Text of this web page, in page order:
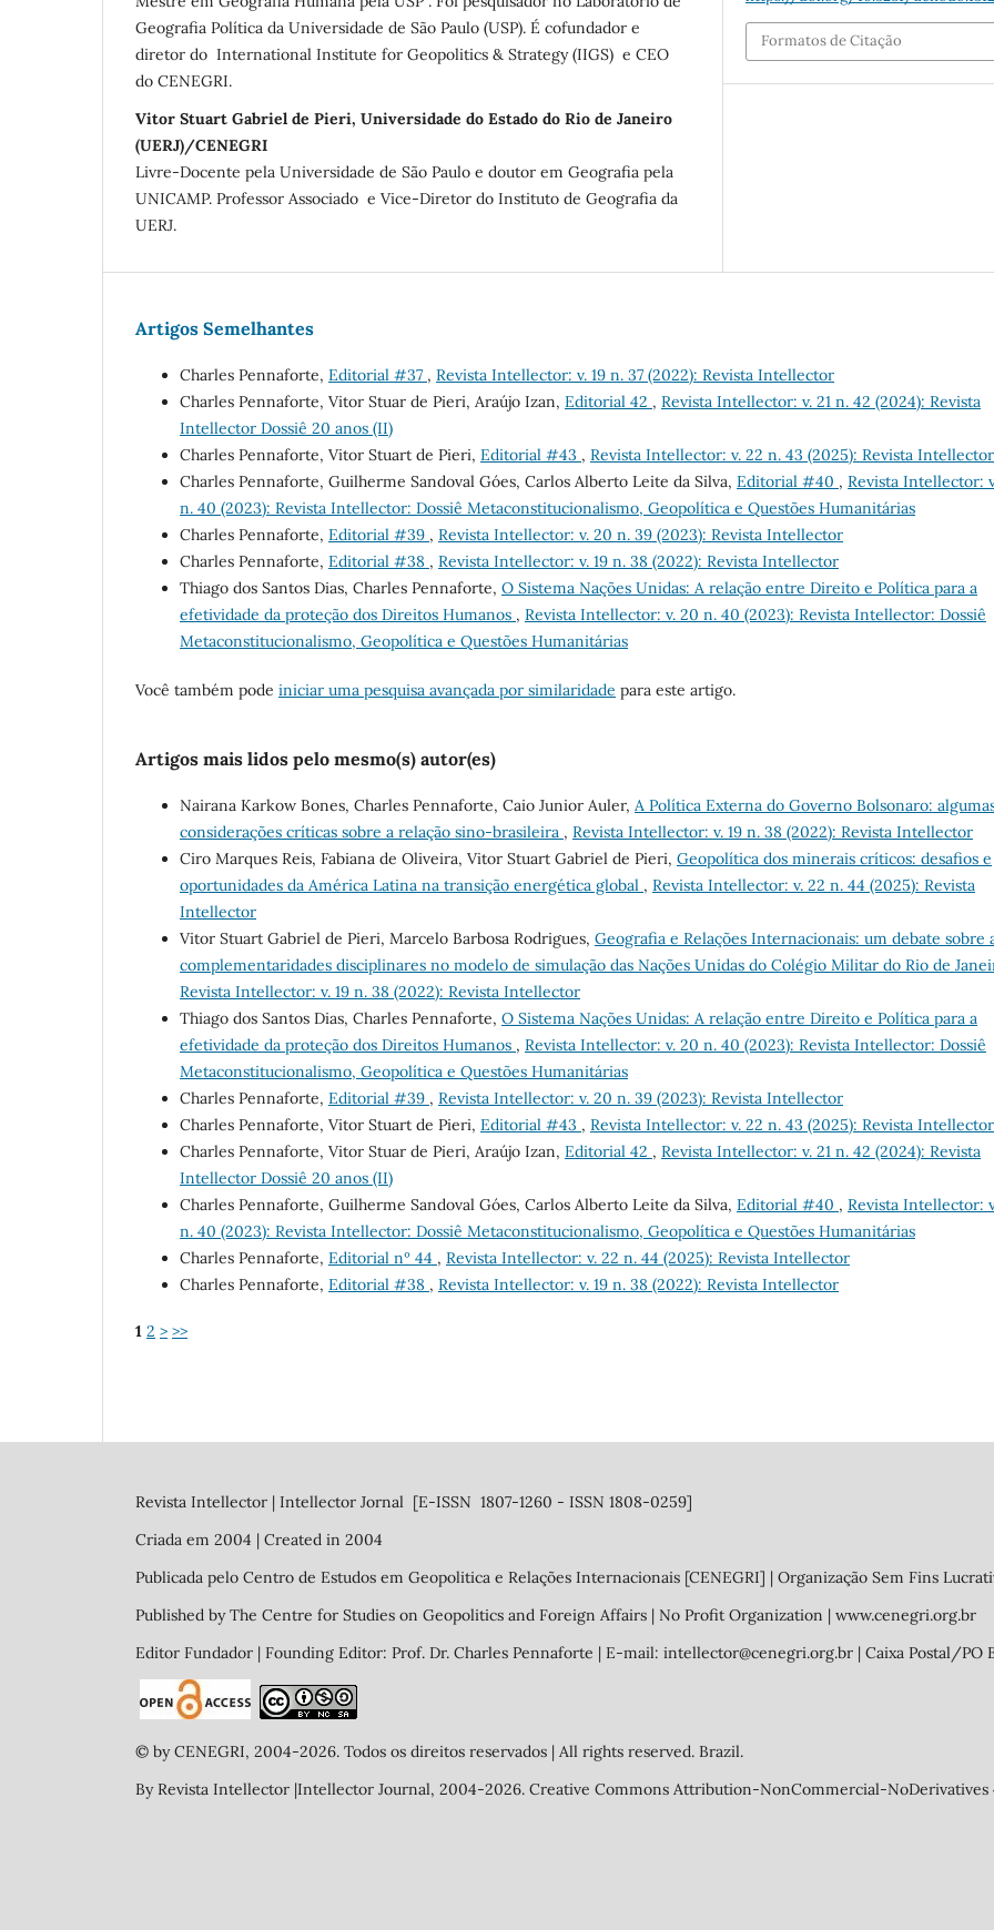
Geografia Política da Universidade de São Paulo (USP). É cofundador e
diretor do International Institute for Geopolitics & Strategy (IIGS) e CEO
do CENEGRI.
Vitor Stuart Gabriel de Pieri, Universidade do Estado do Rio de Janeiro
(UERJ)/CENEGRI
Livre-Docente pela Universidade de São Paulo e doutor em Geografia pela
UNICAMP. Professor Associado e Vice-Diretor do Instituto de Geografia da
UERJ.
Formatos de Citação
Artigos Semelhantes
Charles Pennaforte, Editorial #37 , Revista Intellector: v. 19 n. 37 (2022): Revista Intellector
Charles Pennaforte, Vitor Stuar de Pieri, Araújo Izan, Editorial 42 , Revista Intellector: v. 21 n. 42 (2024): Revista
Intellector Dossiê 20 anos (II)
Charles Pennaforte, Vitor Stuart de Pieri, Editorial #43 , Revista Intellector: v. 22 n. 43 (2025): Revista Intellector
Charles Pennaforte, Guilherme Sandoval Góes, Carlos Alberto Leite da Silva, Editorial #40 , Revista Intellector:
n. 40 (2023): Revista Intellector: Dossiê Metaconstitucionalismo, Geopolítica e Questões Humanitárias
Charles Pennaforte, Editorial #39 , Revista Intellector: v. 20 n. 39 (2023): Revista Intellector
Charles Pennaforte, Editorial #38 , Revista Intellector: v. 19 n. 38 (2022): Revista Intellector
Thiago dos Santos Dias, Charles Pennaforte, O Sistema Nações Unidas: A relação entre Direito e Política para a
efetividade da proteção dos Direitos Humanos , Revista Intellector: v. 20 n. 40 (2023): Revista Intellector: Dossiê
Metaconstitucionalismo, Geopolítica e Questões Humanitárias
Você também pode iniciar uma pesquisa avançada por similaridade para este artigo.
Artigos mais lidos pelo mesmo(s) autor(es)
Nairana Karkow Bones, Charles Pennaforte, Caio Junior Auler, A Política Externa do Governo Bolsonaro:
considerações críticas sobre a relação sino-brasileira , Revista Intellector: v. 19 n. 38 (2022): Revista Intellector
Ciro Marques Reis, Fabiana de Oliveira, Vitor Stuart Gabriel de Pieri, Geopolítica dos minerais críticos: desafios e
oportunidades da América Latina na transição energética global , Revista Intellector: v. 22 n. 44 (2025): Revista
Intellector
Vitor Stuart Gabriel de Pieri, Marcelo Barbosa Rodrigues, Geografia e Relações Internacionais: um debate sobre
complementaridades disciplinares no modelo de simulação das Nações Unidas do Colégio Militar do Rio de
Revista Intellector: v. 19 n. 38 (2022): Revista Intellector
Thiago dos Santos Dias, Charles Pennaforte, O Sistema Nações Unidas: A relação entre Direito e Política para a
efetividade da proteção dos Direitos Humanos , Revista Intellector: v. 20 n. 40 (2023): Revista Intellector: Dossiê
Metaconstitucionalismo, Geopolítica e Questões Humanitárias
Charles Pennaforte, Editorial #39 , Revista Intellector: v. 20 n. 39 (2023): Revista Intellector
Charles Pennaforte, Vitor Stuart de Pieri, Editorial #43 , Revista Intellector: v. 22 n. 43 (2025): Revista Intellector
Charles Pennaforte, Vitor Stuar de Pieri, Araújo Izan, Editorial 42 , Revista Intellector: v. 21 n. 42 (2024): Revista
Intellector Dossiê 20 anos (II)
Charles Pennaforte, Guilherme Sandoval Góes, Carlos Alberto Leite da Silva, Editorial #40 , Revista Intellector:
n. 40 (2023): Revista Intellector: Dossiê Metaconstitucionalismo, Geopolítica e Questões Humanitárias
Charles Pennaforte, Editorial nº 44 , Revista Intellector: v. 22 n. 44 (2025): Revista Intellector
Charles Pennaforte, Editorial #38 , Revista Intellector: v. 19 n. 38 (2022): Revista Intellector
1 2 > >>
Revista Intellector | Intellector Jornal [E-ISSN 1807-1260 - ISSN 1808-0259]
Criada em 2004 | Created in 2004
Publicada pelo Centro de Estudos em Geopolitica e Relações Internacionais [CENEGRI] | Organização Sem Fins
Published by The Centre for Studies on Geopolitics and Foreign Affairs | No Profit Organization | www.cenegri.org.br
Editor Fundador | Founding Editor: Prof. Dr. Charles Pennaforte | E-mail: intellector@cenegri.org.br | Caixa Postal/PO
© by CENEGRI, 2004-2026. Todos os direitos reservados | All rights reserved. Brazil.
By Revista Intellector |Intellector Journal, 2004-2026. Creative Commons Attribution-NonCommercial-